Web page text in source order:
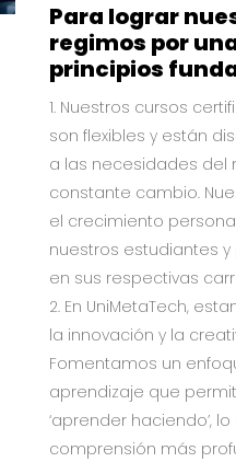
Para lograr
regimos por
principios
Nuestros cursos
son flexibles y están
a las necesidades del
constante cambio.
el crecimiento
nuestros estudiantes
en sus respectivas
En UniMetaTech,
la innovación y la
Fomentamos un
aprendizaje que
‘aprender haciendo’,
comprensión más